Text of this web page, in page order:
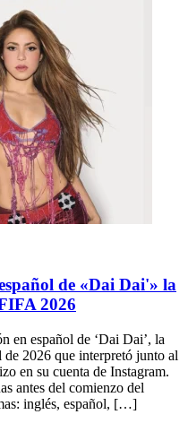
de «Dai Dai'» la
2026
en español de ‘Dai Dai’, la
2026 que interpretó junto al
en su cuenta de Instagram.
antes del comienzo del
inglés, español, […]